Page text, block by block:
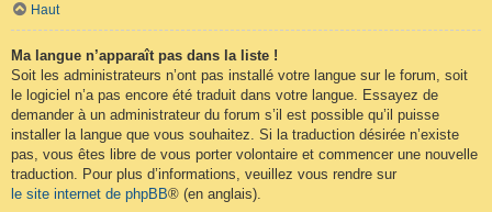
Haut
Ma langue n’apparaît pas dans la liste !
Soit les administrateurs n’ont pas installé votre langue sur le forum, soit
le logiciel n’a pas encore été traduit dans votre langue. Essayez de
demander à un administrateur du forum s’il est possible qu’il puisse
installer la langue que vous souhaitez. Si la traduction désirée n’existe
pas, vous êtes libre de vous porter volontaire et commencer une nouvelle
traduction. Pour plus d’informations, veuillez vous rendre sur
le site internet de phpBB® (en anglais).